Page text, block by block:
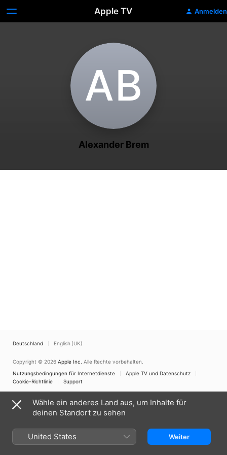
Apple TV Anmelden
A‌B
Alexander Brem
Deutschland English (UK)
Copyright © 2026 Apple Inc. Alle Rechte vorbehalten.
Nutzungsbedingungen für Internetdienste
Apple TV und Datenschutz
Cookie-Richtlinie
Support
Wähle ein anderes Land aus, um Inhalte für
deinen Standort zu sehen
United States Weiter